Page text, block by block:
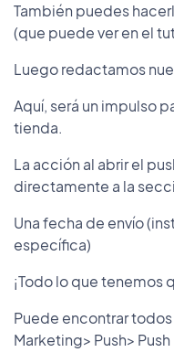
También puedes
(que puede ver en el
Luego redactamos
Aquí, será un impulso
tienda.
La acción al abrir el
directamente a la
Una fecha de envío
específica)
¡Todo lo que tenemos
Puede encontrar
Marketing> Push>